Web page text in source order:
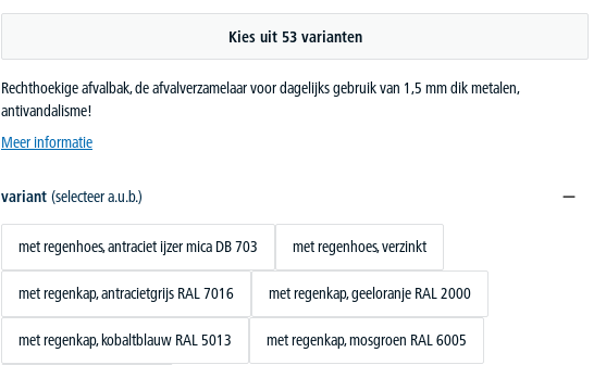
Kies uit 53 varianten
Rechthoekige afvalbak, de afvalverzamelaar voor dagelijks gebruik van 1,5 mm dik metalen,
antivandalisme!
Meer informatie
variant (selecteer a.u.b.)
met regenhoes, antraciet ijzer mica DB 703 met regenhoes, verzinkt
met regenkap, antracietgrijs RAL 7016 met regenkap, geeloranje RAL 2000
met regenkap, kobaltblauw RAL 5013 met regenkap, mosgroen RAL 6005